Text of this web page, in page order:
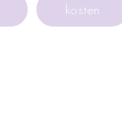
kosten